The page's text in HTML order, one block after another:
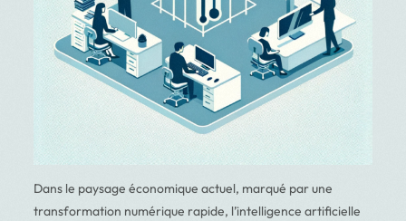
Dans le paysage économique actuel, marqué par une
transformation numérique rapide, l’intelligence artificielle